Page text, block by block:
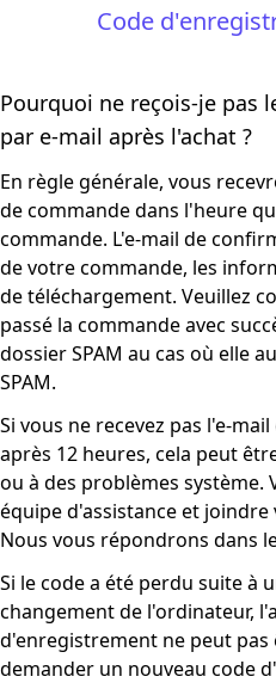
Code
Pourquoi ne reçois-je pas
par e-mail après l'achat ?
En règle générale, vous
de commande dans l'heure
commande. L'e-mail de
de votre commande, les
de téléchargement. Veuillez
passé la commande avec
dossier SPAM au cas où elle
SPAM.
Si vous ne recevez pas l'e-
après 12 heures, cela peut
ou à des problèmes système.
équipe d'assistance et
Nous vous répondrons dans
Si le code a été perdu suite à
changement de l'ordinateur,
d'enregistrement ne peut pas
demander un nouveau code